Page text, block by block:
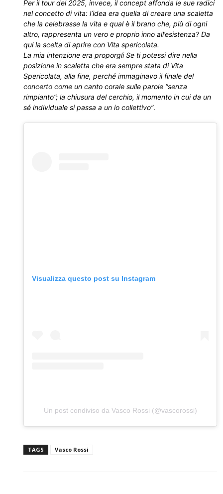
Per il tour del 2025, invece, il concept affonda le sue radici
nel concetto di vita: l’idea era quella di creare una scaletta
che la celebrasse la vita e qual è il brano che, più di ogni
altro, rappresenta un vero e proprio inno all’esistenza? Da
qui la scelta di aprire con Vita spericolata.
La mia intenzione era proporgli Se ti potessi dire nella
posizione in scaletta che era sempre stata di Vita
Spericolata, alla fine, perché immaginavo il finale del
concerto come un canto corale sulle parole “senza
rimpianto”; la chiusura del cerchio, il momento in cui da un
sé individuale si passa a un io collettivo”.
Visualizza questo post su Instagram
Un post condiviso da Vasco Rossi (@vascorossi)
TAGS Vasco Rossi